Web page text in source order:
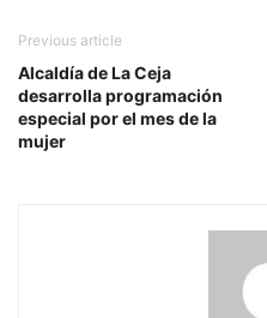
Previous article
Alcaldía de La Ceja
desarrolla programación
especial por el mes de la
mujer